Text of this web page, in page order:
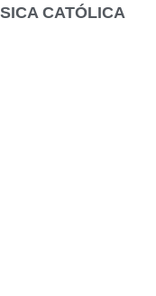
CATÓLICA